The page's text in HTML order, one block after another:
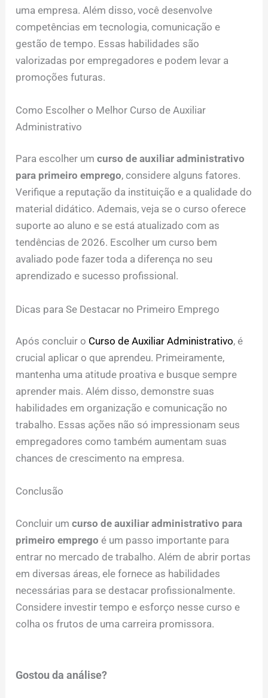
uma empresa. Além disso, você desenvolve
competências em tecnologia, comunicação e
gestão de tempo. Essas habilidades são
valorizadas por empregadores e podem levar a
promoções futuras.
Como Escolher o Melhor Curso de Auxiliar
Administrativo
Para escolher umcurso de auxiliar administrativo
para primeiro emprego, considere alguns fatores.
Verifique a reputação da instituição e a qualidade do
material didático. Ademais, veja se o curso oferece
suporte ao aluno e se está atualizado com as
tendências de 2026. Escolher um curso bem
avaliado pode fazer toda a diferença no seu
aprendizado e sucesso profissional.
Dicas para Se Destacar no Primeiro Emprego
Após concluir o Curso de Auxiliar Administrativo, é
crucial aplicar o que aprendeu. Primeiramente,
mantenha uma atitude proativa e busque sempre
aprender mais. Além disso, demonstre suas
habilidades em organização e comunicação no
trabalho. Essas ações não só impressionam seus
empregadores como também aumentam suas
chances de crescimento na empresa.
Conclusão
Concluir umcurso de auxiliar administrativo para
primeiro emprego é um passo importante para
entrar no mercado de trabalho. Além de abrir portas
em diversas áreas, ele fornece as habilidades
necessárias para se destacar profissionalmente.
Considere investir tempo e esforço nesse curso e
colha os frutos de uma carreira promissora.
Gostou da análise?